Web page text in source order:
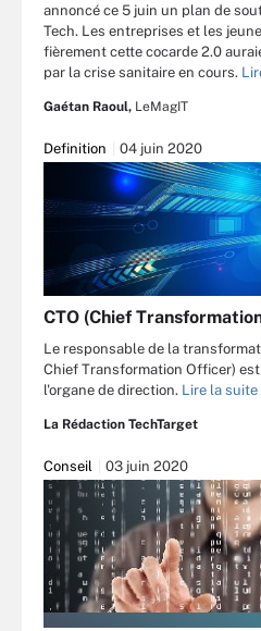
annoncé ce 5 juin un plan de
Tech. Les entreprises et les
fièrement cette cocarde 2.0
par la crise sanitaire en cours.
Gaétan Raoul, LeMagIT
Definition 04 juin 2020
CTO (Chief
Le responsable de la
Chief Transformation Officer)
l'organe de direction. Lire la suite
La Rédaction TechTarget
Conseil 03 juin 2020